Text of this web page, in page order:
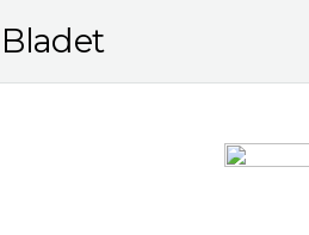
Bladet